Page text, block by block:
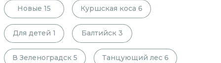
Новые 15 Куршская коса 6
Для детей 1 Балтийск 3
В Зеленоградск 5 Танцующий лес 6